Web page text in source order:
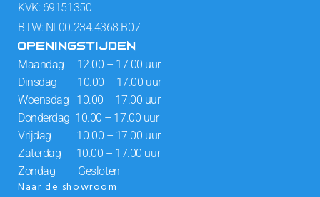
KVK: 69151350
BTW: NL00.234.4368.B07
OPENINGSTIJDEN
Maandag 12.00 – 17.00 uur
Dinsdag 10.00 – 17.00 uur
Woensdag 10.00 – 17.00 uur
Donderdag 10.00 – 17.00 uur
Vrijdag 10.00 – 17.00 uur
Zaterdag 10.00 – 17.00 uur
Zondag Gesloten
Naar de showroom